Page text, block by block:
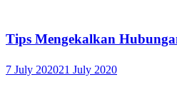
Tips Mengekalkan
7 July 202021 July 2020